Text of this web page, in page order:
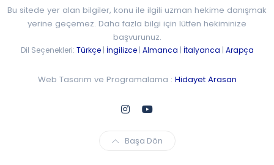
Bu sitede yer alan bilgiler, konu ile ilgili uzman hekime danışmak
yerine geçemez. Daha fazla bilgi için lütfen hekiminize
başvurunuz.
Dil Seçenekleri: Türkçe| İngilizce| Almanca | İtalyanca | Arapça
Web Tasarım ve Programalama : Hidayet Arasan
Başa Dön